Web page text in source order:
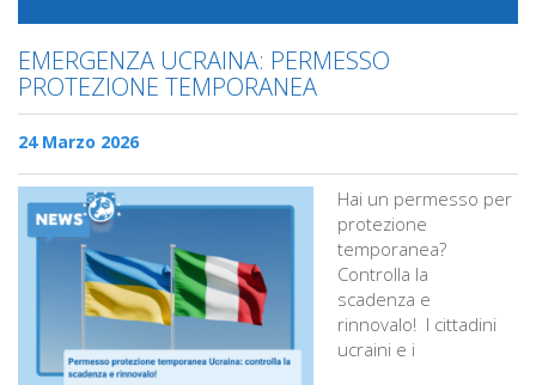
EMERGENZA UCRAINA: PERMESSO
PROTEZIONE TEMPORANEA
24 Marzo 2026
Hai un permesso per
protezione
temporanea?
Controlla la
scadenza e
rinnovalo! I cittadini
ucraini e i